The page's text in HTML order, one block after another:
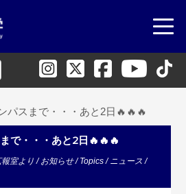
パスまで・・・あと2日🔥🔥🔥
で・・・あと2日🔥🔥🔥
報室より/お知らせ/Topics/ニュース/